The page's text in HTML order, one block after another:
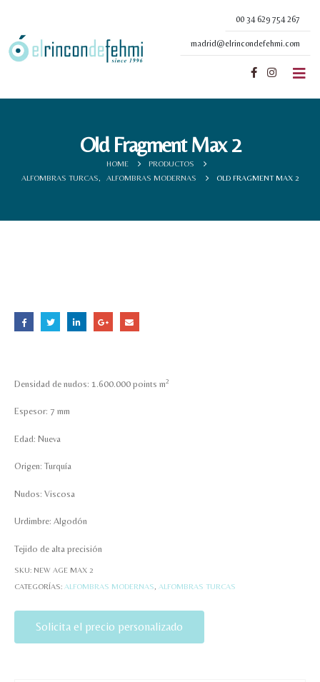
00 34 629 754 267
madrid@elrincondefehmi.com
Old Fragment Max 2
HOME
PRODUCTOS
ALFOMBRAS TURCAS
ALFOMBRAS MODERNAS OLD FRAGMENT MAX 2
Densidad de nudos: 1.600.000 points m2
Espesor: 7 mm
Edad: Nueva
Origen: Turquía
Nudos: Viscosa
Urdimbre: Algodón
Tejido de alta precisión
SKU: NEW AGE MAX 2
CATEGORÍAS: ALFOMBRAS MODERNAS ALFOMBRAS TURCAS
Solicita el precio personalizado